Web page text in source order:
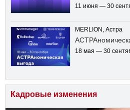
11 июня — 30
MERLION, Астра
18 мая — 30
Кадровые изменения